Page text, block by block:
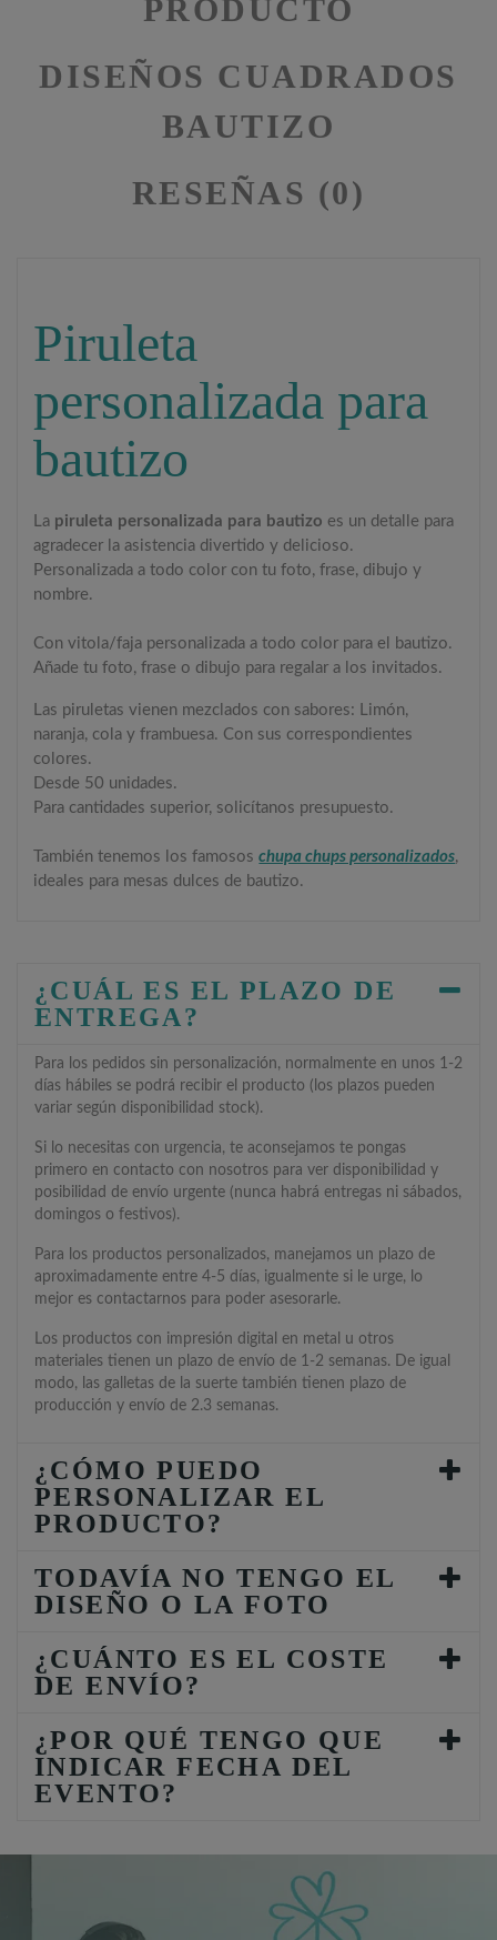
PRODUCTO
DISEÑOS CUADRADOS
BAUTIZO
RESEÑAS (0)
Piruleta
personalizada para
bautizo
La piruleta personalizada para bautizo es un detalle para
agradecer la asistencia divertido y delicioso.
Personalizada a todo color con tu foto, frase, dibujo y
nombre.
Con vitola/faja personalizada a todo color para el bautizo.
Añade tu foto, frase o dibujo para regalar a los invitados.
Las piruletas vienen mezclados con sabores: Limón,
naranja, cola y frambuesa. Con sus correspondientes
colores.
Desde 50 unidades.
Para cantidades superior, solicítanos presupuesto.
También tenemos los famososchupa chups personalizados,
ideales para mesas dulces de bautizo.
¿CUÁL ES EL PLAZO DE
ENTREGA?
Para los pedidos sin personalización, normalmente en unos 1-2
días hábiles se podrá recibir el producto (los plazos pueden
variar según disponibilidad stock).
Si lo necesitas con urgencia, te aconsejamos te pongas
primero en contacto con nosotros para ver disponibilidad y
posibilidad de envío urgente (nunca habrá entregas ni sábados,
domingos o festivos).
Para los productos personalizados, manejamos un plazo de
aproximadamente entre 4-5 días, igualmente si le urge, lo
mejor es contactarnos para poder asesorarle.
Los productos con impresión digital en metal u otros
materiales tienen un plazo de envío de 1-2 semanas. De igual
modo, las galletas de la suerte también tienen plazo de
producción y envío de 2.3 semanas.
¿CÓMO PUEDO
PERSONALIZAR EL
PRODUCTO?
TODAVÍA NO TENGO EL
DISEÑO O LA FOTO
¿CUÁNTO ES EL COSTE
DE ENVÍO?
¿POR QUÉ TENGO QUE
INDICAR FECHA DEL
EVENTO?